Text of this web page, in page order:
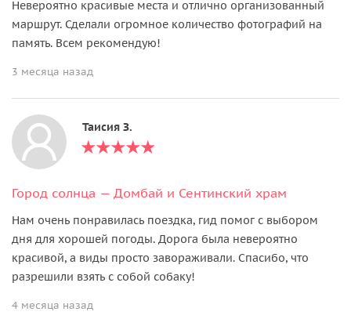
Невероятно красивые места и отлично организованный
маршрут. Сделали огромное количество фотографий на
память. Всем рекомендую!
3 месяца назад
Таисия З.
Город солнца — Домбай и Сентинский храм
Нам очень понравилась поездка, гид помог с выбором
дня для хорошей погоды. Дорога была невероятно
красивой, а виды просто завораживали. Спасибо, что
разрешили взять с собой собаку!
4 месяца назад